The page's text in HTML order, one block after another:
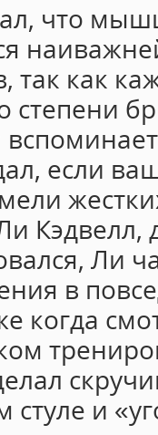
что
так как
степени
если
Кэдвелл,
Ли
в
когда
стуле и